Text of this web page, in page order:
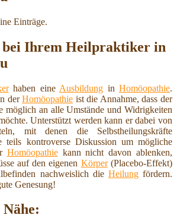
Einträge.
bei Ihrem Heilpraktiker in
haben eine Ausbildung in Homöopathie.
derHomöopathie ist die Annahme, dass der
möglich an alle Umstände und Widrigkeiten
Unterstützt werden kann er dabei von
mit denen die Selbstheilungskräfte
teils kontroverse Diskussion um mögliche
Homöopathiekann nicht davon ablenken,
auf den eigenen Körper(Placebo-Effekt)
nachweislich die Heilungfördern.
Genesung!